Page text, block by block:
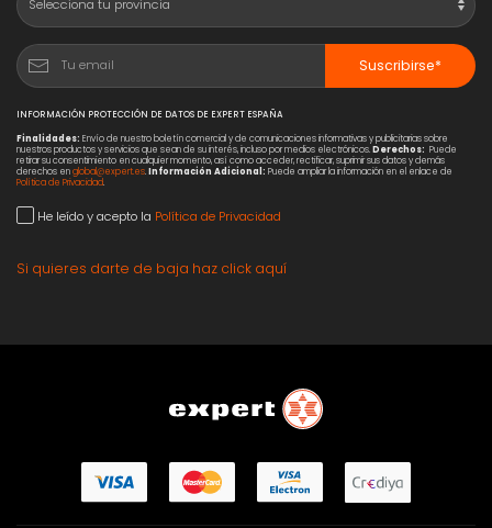
Suscribirse*
INFORMACIÓN PROTECCIÓN DE DATOS DE EXPERT ESPAÑA
Finalidades: Envío de nuestro boletín comercial y de comunicaciones informativas y publicitarias sobre
nuestros productos y servicios que sean de su interés, incluso por medios electrónicos.Derechos: Puede
retirar su consentimiento en cualquier momento, así como acceder, rectificar, suprimir sus datos y demás
derechos englobal@expert.es.Información Adicional: Puede ampliar la información en el enlace de
Política de Privacidad.
He leído y acepto la Política de Privacidad
Si quieres darte de baja haz click aquí